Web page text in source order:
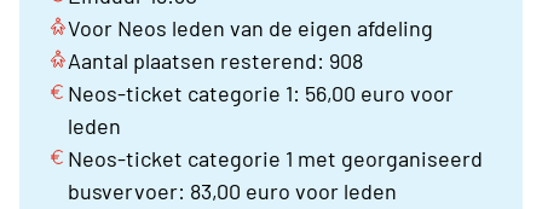
Voor Neos leden van de eigen afdeling
Aantal plaatsen resterend: 908
Neos-ticket categorie 1: 56,00 euro voor
leden
Neos-ticket categorie 1 met georganiseerd
busvervoer: 83,00 euro voor leden